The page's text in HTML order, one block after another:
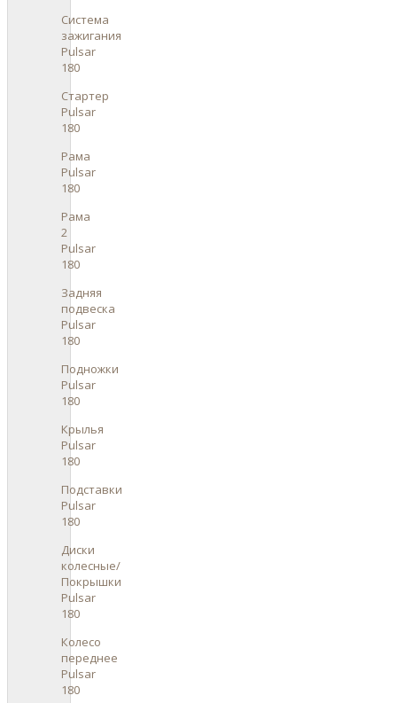
Система
зажигания
Pulsar
180
Стартер
Pulsar
180
Рама
Pulsar
180
Рама
2
Pulsar
180
Задняя
подвеска
Pulsar
180
Подножки
Pulsar
180
Крылья
Pulsar
180
Подставки
Pulsar
180
Диски
колесные/
Покрышки
Pulsar
180
Колесо
переднее
Pulsar
180